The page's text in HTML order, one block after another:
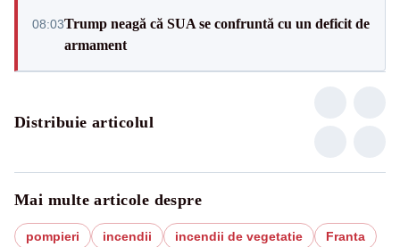
08:03Trump neagă că SUA se confruntă cu un deficit de
armament
Distribuie articolul
Mai multe articole despre
pompieri incendii incendii de vegetatie Franta